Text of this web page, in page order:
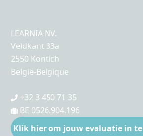
LEARNIA NV.
Veldkant 33a
2550 Kontich
België-Belgique
+32 3 450 71 35
BE 0526.904.196
Klik hier om jouw evaluatie in